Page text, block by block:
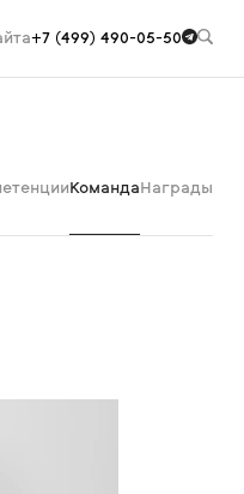
+7 (499) 490-05-50
КомандаНаграды